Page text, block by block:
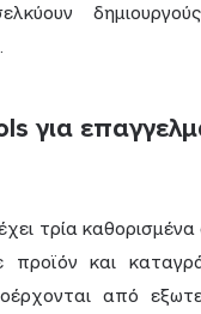
για
τρία
προϊόν και
από